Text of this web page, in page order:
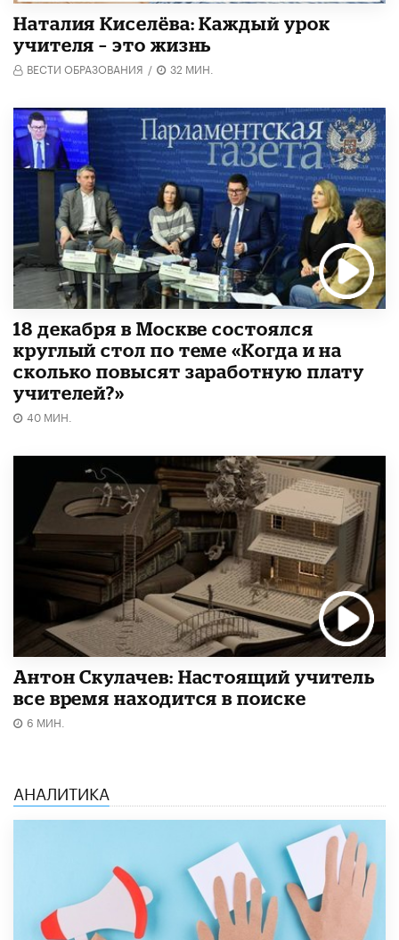
Наталия Киселёва: Каждый урок
учителя – это жизнь
ВЕСТИ ОБРАЗОВАНИЯ / 32 МИН.
18 декабря в Москве состоялся
круглый стол по теме «Когда и на
сколько повысят заработную плату
учителей?»
40 МИН.
Антон Скулачев: Настоящий учитель
все время находится в поиске
6 МИН.
АНАЛИТИКА